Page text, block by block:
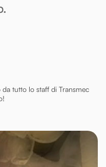
tutto lo staff di Transmec